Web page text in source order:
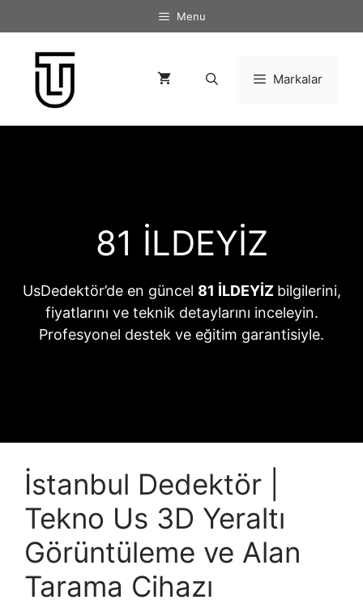
atla
Menu
Markalar
81 İLDEYİZ
UsDedektör’de en güncel 81 İLDEYİZ bilgilerini,
fiyatlarını ve teknik detaylarını inceleyin.
Profesyonel destek ve eğitim garantisiyle.
İstanbul Dedektör |
Tekno Us 3D Yeraltı
Görüntüleme ve Alan
Tarama Cihazı